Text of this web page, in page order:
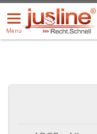
Menü
öffnen/schließen
Menü
ALLE